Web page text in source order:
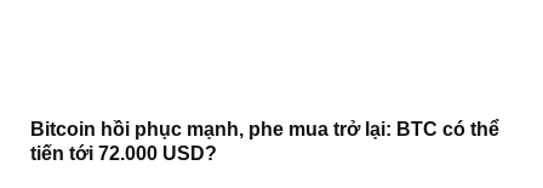
Bitcoin hồi phục mạnh, phe mua trở lại: BTC có thể
tiến tới 72.000 USD?